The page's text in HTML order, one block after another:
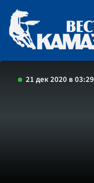
21 дек 2020 в 03:29